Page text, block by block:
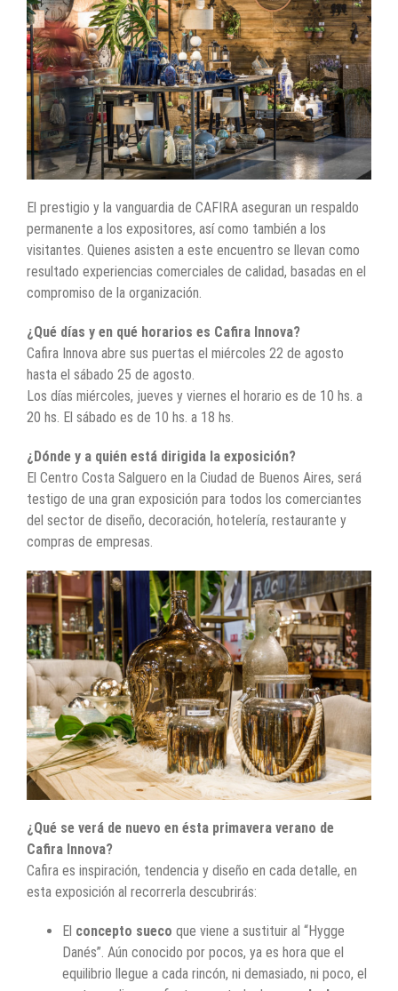
El prestigio y la vanguardia de CAFIRA aseguran un respaldo
permanente a los expositores, así como también a los
visitantes. Quienes asisten a este encuentro se llevan como
resultado experiencias comerciales de calidad, basadas en el
compromiso de la organización.
¿Qué días y en qué horarios es Cafira Innova?
Cafira Innova abre sus puertas el miércoles 22 de agosto
hasta el sábado 25 de agosto.
Los días miércoles, jueves y viernes el horario es de 10 hs. a
20 hs. El sábado es de 10 hs. a 18 hs.
¿Dónde y a quién está dirigida la exposición?
El Centro Costa Salguero en la Ciudad de Buenos Aires, será
testigo de una gran exposición para todos los comerciantes
del sector de diseño, decoración, hotelería, restaurante y
compras de empresas.
¿Qué se verá de nuevo en ésta primavera verano de
Cafira Innova?
Cafira es inspiración, tendencia y diseño en cada detalle, en
esta exposición al recorrerla descubrirás:
El concepto sueco que viene a sustituir al “Hygge
Danés”. Aún conocido por pocos, ya es hora que el
equilibrio llegue a cada rincón, ni demasiado, ni poco, el